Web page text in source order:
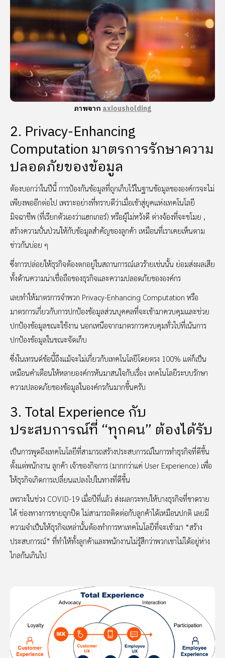
ภาพจากaxiousholding
2. Privacy-Enhancing
Computation มาตรการรักษาความ
ปลอดภัยของข้อมูล
ต้องบอกว่าในปีนี้ การป้องกันข้อมูลที่ถูกเก็บไว้ในฐานข้อมูลขององค์กรจะไม่
เพียงพออีกต่อไป เพราะอย่างที่ทราบดีว่าเมื่อเข้าสู่ยุคแห่งเทคโนโลยี
มิจฉาชีพ (ที่เรียกตัวเองว่าแฮกเกอร์) หรือผู้ไม่หวังดี ต่างจ้องที่จะขโมย ,
สร้างความปั่นป่วนให้กับข้อมูลสำคัญของลูกค้า เหมือนที่เราเคยเห็นตาม
ข่าวกันบ่อย ๆ
ซึ่งการปล่อยให้ธุรกิจต้องตกอยู่ในสถานการณ์เลวร้ายเช่นนั้น ย่อมส่งผลเสีย
ทั้งด้านความน่าเชื่อถือของธุรกิจและความปลอดภัยขององค์กร
เลยทำให้มาตรการจำพวก Privacy-Enhancing Computation หรือ
มาตรการเกี่ยวกับการปกป้องข้อมูลส่วนบุคคลที่จะเข้ามาควบคุมและช่วย
ปกป้องข้อมูลขณะใช้งาน นอกเหนือจากมาตรการควบคุมทั่วไปที่เน้นการ
ปกป้องข้อมูลในขณะจัดเก็บ
ซึ่งในเทรนด์ข้อนี้ถึงแม้จะไม่เกี่ยวกับเทคโนโลยีโดยตรง 100% แต่ก็เป็น
เหมือนคำเตือนให้หลายองค์กรหันมาสนใจกับเรื่อง เทคโนโลยีระบบรักษา
ความปลอดภัยของข้อมูลในองค์กรกันมากขึ้นครับ
3. Total Experience กับ
ประสบการณ์ที่ “ทุกคน” ต้องได้รับ
เป็นการพูดถึงเทคโนโลยีที่สามารถสร้างประสบการณ์ในการทำธุรกิจที่ดีขึ้น
ตั้งแต่พนักงาน ลูกค้า เจ้าของกิจการ (มากกว่าแค่ User Experience) เพื่อ
ให้ธุรกิจเกิดการเปลี่ยนแปลงไปในทางที่ดีขึ้น
เพราะในช่วง COVID-19 เมื่อปีที่แล้ว ส่งผลกระทบให้บางธุรกิจที่ขาดราย
ได้ ช่องทางการขายถูกปิด ไม่สามารถติดต่อกับลูกค้าได้เหมือนปกติ เลยมี
ความจำเป็นให้ธุรกิจเหล่านั้นต้องทำการหาเทคโนโลยีที่จะเข้ามา “สร้าง
ประสบการณ์” ที่ทำให้ทั้งลูกค้าและพนักงานไม่รู้สึกว่าพวกเขาไม่ได้อยู่ห่าง
ไกลกันเกินไป